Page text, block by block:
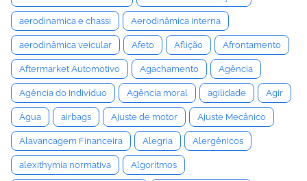
aerodinamica e chassi Aerodinâmica interna
aerodinâmica veicular Afeto Aflição Afrontamento
Aftermarket Automotivo Agachamento Agência
Agência do Indivíduo Agência moral agilidade Agir
Água airbags Ajuste de motor Ajuste Mecânico
Alavancagem Financeira Alegria Alergênicos
alexithymia normativa Algoritmos